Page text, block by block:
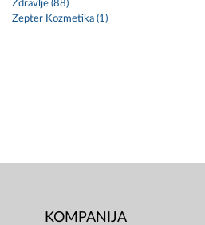
Zdravlje (88)
Zepter Kozmetika (1)
KOMPANIJA